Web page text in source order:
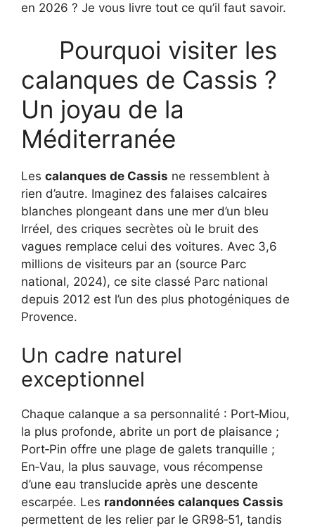
en 2026 ? Je vous livre tout ce qu’il faut savoir.
Pourquoi visiter les
calanques de Cassis ?
Un joyau de la
Méditerranée
Les calanques de Cassis ne ressemblent à
rien d’autre. Imaginez des falaises calcaires
blanches plongeant dans une mer d’un bleu
Irréel, des criques secrètes où le bruit des
vagues remplace celui des voitures. Avec 3,6
millions de visiteurs par an (source Parc
national, 2024), ce site classé Parc national
depuis 2012 est l’un des plus photogéniques de
Provence.
Un cadre naturel
exceptionnel
Chaque calanque a sa personnalité : Port‑Miou,
la plus profonde, abrite un port de plaisance ;
Port‑Pin offre une plage de galets tranquille ;
En‑Vau, la plus sauvage, vous récompense
d’une eau translucide après une descente
escarpée. Les randonnées calanques Cassis
permettent de les relier par le GR98‑51, tandis